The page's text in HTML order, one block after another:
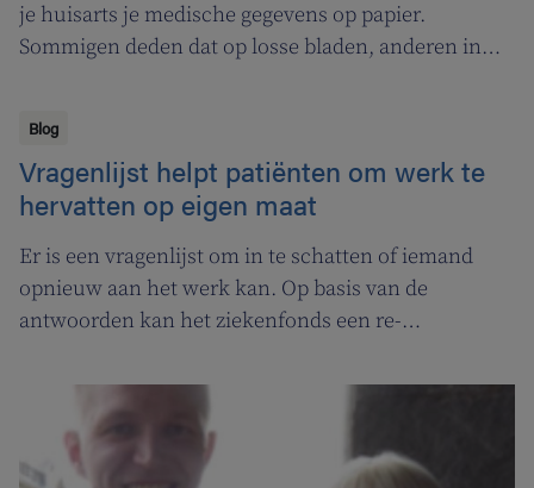
je huisarts je medische gegevens op papier.
Sommigen deden dat op losse bladen, anderen in
elektronisch medisch dossier (EMD), maar ook het
globaal medisch dossier (GMD). Wat is het verschil
tussen de 2? En wat zijn de voordelen voor jou?
Blog
Vragenlijst helpt patiënten om werk te
hervatten op eigen maat
Er is een vragenlijst om in te schatten of iemand
opnieuw aan het werk kan. Op basis van de
antwoorden kan het ziekenfonds een re-
betere begeleiding.